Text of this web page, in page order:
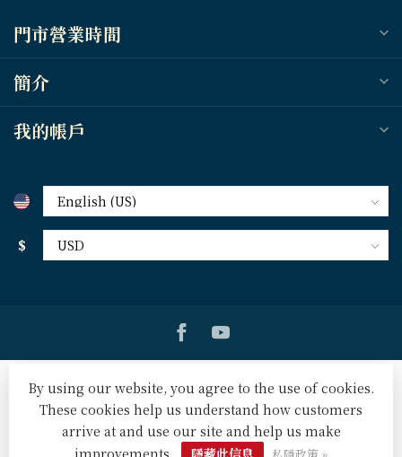
門市營業時間
簡介
我的帳戶
$
© Copyright 2026 天道北美網路書房 U.S. Tien Dao Books
Powered byLightspeed- Lightspeed designbyDyvelopment
By using our website, you agree to the use of cookies.
These cookies help us understand how customers
arrive at and use our site and help us make
improvements.
隱藏此信息